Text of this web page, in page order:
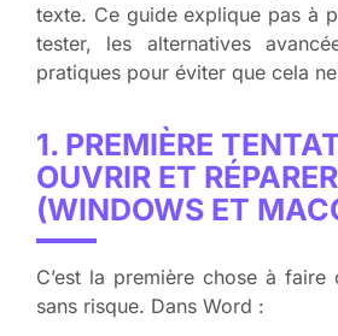
texte. Ce guide explique pas à
tester, les alternatives
pratiques pour éviter que cela
1. PREMIÈRE
OUVRIR ET RÉPARER
(WINDOWS ET
C’est la première chose à faire
sans risque. Dans Word :